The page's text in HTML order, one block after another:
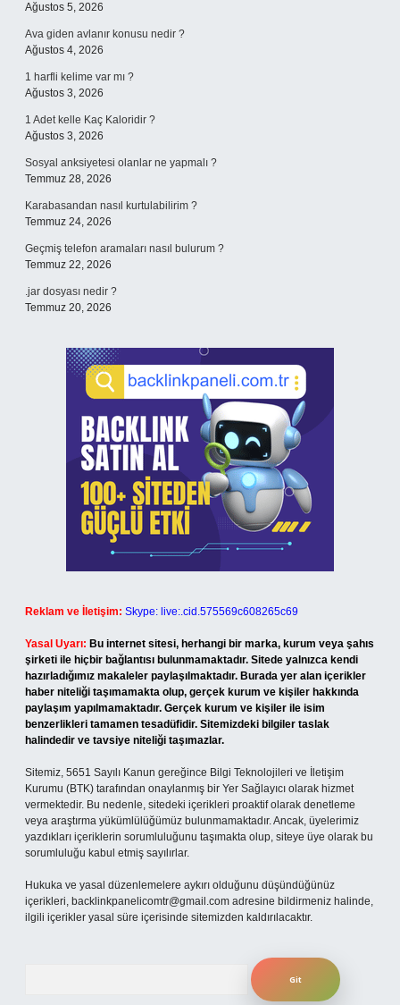
Ağustos 5, 2026
Ava giden avlanır konusu nedir ?
Ağustos 4, 2026
1 harfli kelime var mı ?
Ağustos 3, 2026
1 Adet kelle Kaç Kaloridir ?
Ağustos 3, 2026
Sosyal anksiyetesi olanlar ne yapmalı ?
Temmuz 28, 2026
Karabasandan nasıl kurtulabilirim ?
Temmuz 24, 2026
Geçmiş telefon aramaları nasıl bulurum ?
Temmuz 22, 2026
.jar dosyası nedir ?
Temmuz 20, 2026
Reklam ve İletişim: Skype: live:.cid.575569c608265c69
Yasal Uyarı: Bu internet sitesi, herhangi bir marka, kurum veya şahıs
şirketi ile hiçbir bağlantısı bulunmamaktadır. Sitede yalnızca kendi
hazırladığımız makaleler paylaşılmaktadır. Burada yer alan içerikler
haber niteliği taşımamakta olup, gerçek kurum ve kişiler hakkında
paylaşım yapılmamaktadır. Gerçek kurum ve kişiler ile isim
benzerlikleri tamamen tesadüfidir. Sitemizdeki bilgiler taslak
halindedir ve tavsiye niteliği taşımazlar.
Sitemiz, 5651 Sayılı Kanun gereğince Bilgi Teknolojileri ve İletişim
Kurumu (BTK) tarafından onaylanmış bir Yer Sağlayıcı olarak hizmet
vermektedir. Bu nedenle, sitedeki içerikleri proaktif olarak denetleme
veya araştırma yükümlülüğümüz bulunmamaktadır. Ancak, üyelerimiz
yazdıkları içeriklerin sorumluluğunu taşımakta olup, siteye üye olarak bu
sorumluluğu kabul etmiş sayılırlar.
Hukuka ve yasal düzenlemelere aykırı olduğunu düşündüğünüz
içerikleri, backlinkpanelicomtr@gmail.com adresine bildirmeniz halinde,
ilgili içerikler yasal süre içerisinde sitemizden kaldırılacaktır.